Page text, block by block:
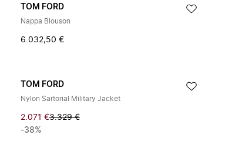
TOM FORD
Nappa Blouson
6.032,50 €
TOM FORD
Nylon Sartorial Military Jacket
2.071 €3.329 €
-38%